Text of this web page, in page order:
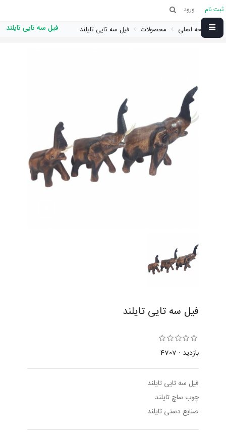
ثبت نام ورود
صفحه اصلی محصولات فیل سه تایی تایلند فیل سه تایی تایلند
فیل سه تایی تایلند
بازدید : 4707
فیل سه تایی تایلند
چوب ساچ تایلند
صنایع دستی تایلند